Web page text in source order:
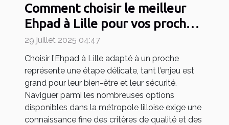
Comment choisir le meilleur
Ehpad à Lille pour vos proches
?
29 juillet 2025 04:47
Choisir l’Ehpad à Lille adapté à un proche
représente une étape délicate, tant l’enjeu est
grand pour leur bien-être et leur sécurité.
Naviguer parmi les nombreuses options
disponibles dans la métropole lilloise exige une
connaissance fine des critères de qualité et des